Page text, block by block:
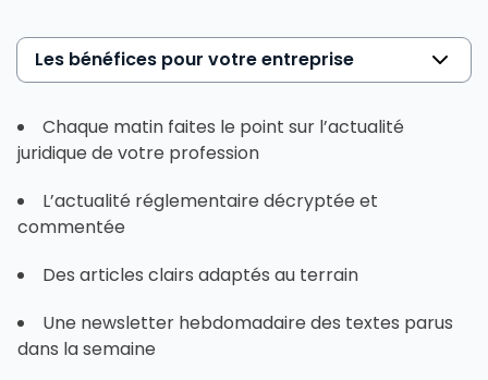
Les bénéfices pour votre entreprise
Chaque matin faites le point sur l’actualité
juridique de votre profession
L’actualité réglementaire décryptée et
commentée
Des articles clairs adaptés au terrain
Une newsletter hebdomadaire des textes parus
dans la semaine